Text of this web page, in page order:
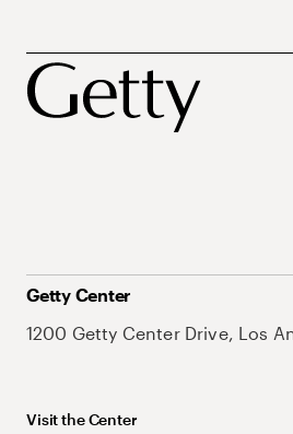
Getty Center
1200 Getty Center Drive, Los
Visit the Center